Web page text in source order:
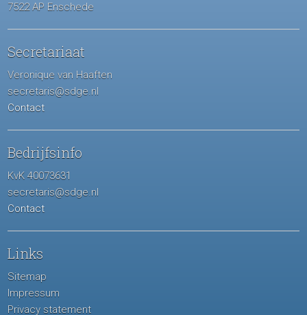
7522 AP Enschede
Secretariaat
Veronique van Haaften
secretaris@sdge.nl
Contact
Bedrijfsinfo
KvK 40073631
secretaris@sdge.nl
Contact
Links
Sitemap
Impressum
Privacy statement